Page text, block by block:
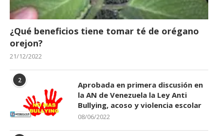
¿Qué beneficios tiene tomar té de orégano
orejon?
21/12/2022
2
Aprobada en primera discusión en
la AN de Venezuela la Ley Anti
Bullying, acoso y violencia escolar
08/06/2022